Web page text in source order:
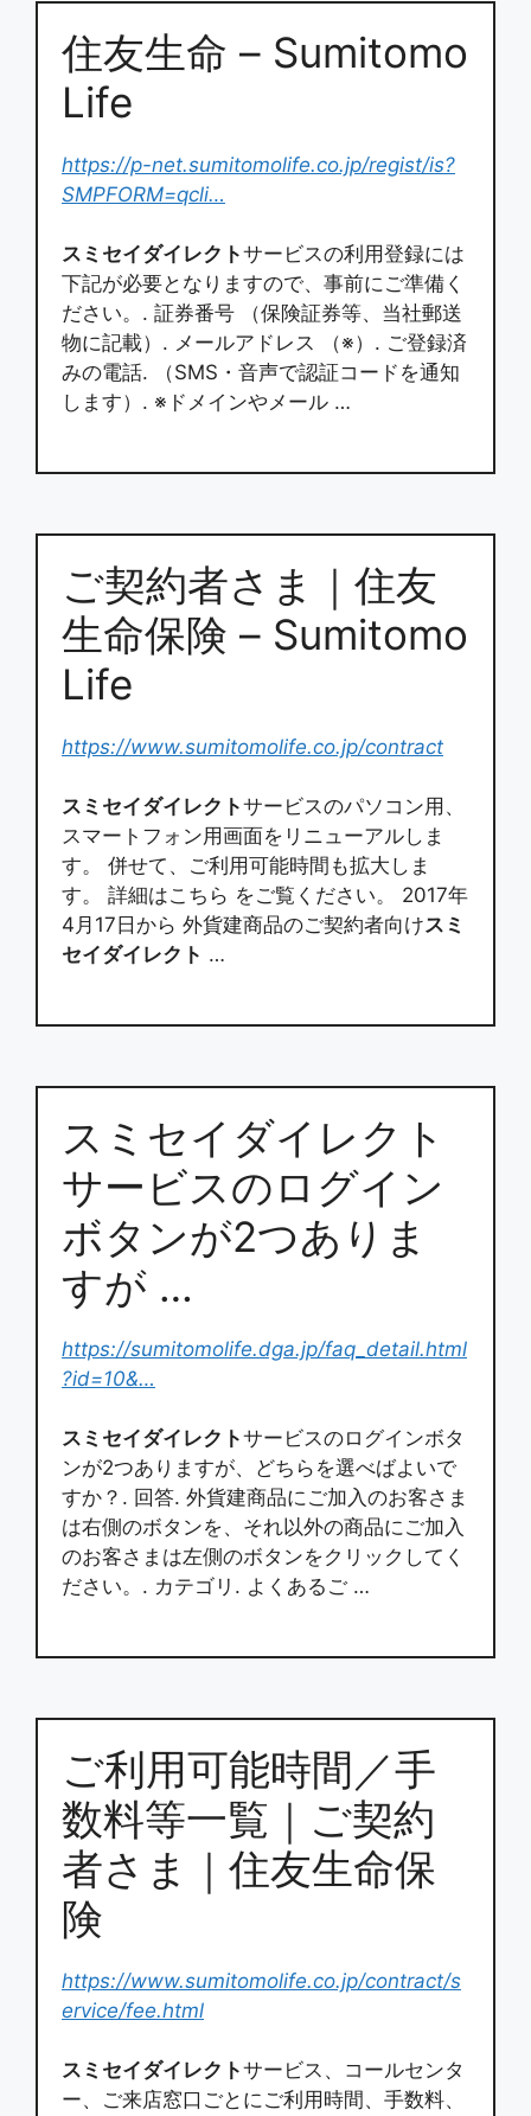
住友生命 – Sumitomo
Life
https://p-net.sumitomolife.co.jp/regist/is?
SMPFORM=qcli…
スミセイダイレクトサービスの利用登録には
下記が必要となりますので、事前にご準備く
ださい。. 証券番号 （保険証券等、当社郵送
物に記載）. メールアドレス （※）. ご登録済
みの電話. （SMS・音声で認証コードを通知
します）. ※ドメインやメール …
ご契約者さま｜住友
生命保険 – Sumitomo
Life
https://www.sumitomolife.co.jp/contract
スミセイダイレクトサービスのパソコン用、
スマートフォン用画面をリニューアルしま
す。 併せて、ご利用可能時間も拡大しま
す。 詳細はこちら をご覧ください。 2017年
4月17日から 外貨建商品のご契約者向けスミ
セイダイレクト …
スミセイダイレクト
サービスのログイン
ボタンが2つありま
すが …
https://sumitomolife.dga.jp/faq_detail.html
?id=10&…
スミセイダイレクトサービスのログインボタ
ンが2つありますが、どちらを選べばよいで
すか？. 回答. 外貨建商品にご加入のお客さま
は右側のボタンを、それ以外の商品にご加入
のお客さまは左側のボタンをクリックしてく
ださい。. カテゴリ. よくあるご …
ご利用可能時間／手
数料等一覧｜ご契約
者さま｜住友生命保
険
https://www.sumitomolife.co.jp/contract/s
ervice/fee.html
スミセイダイレクトサービス、コールセンタ
ー、ご来店窓口ごとにご利用時間、手数料、